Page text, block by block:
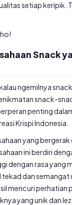
setiap keripik.
Snack
ngemilnya
snack-
penting
Krispi Indonesia.
yang
ini berdiri
dengan rasa yang
tekad dan semangat
mencuri perhatian
yang unik dan